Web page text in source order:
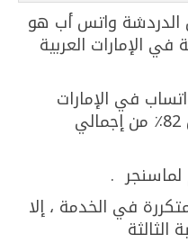
الدردشة واتس أب هو
الإمارات العربية
واتساب في الإمارات
في الخدمة ، إلا
الثالثة